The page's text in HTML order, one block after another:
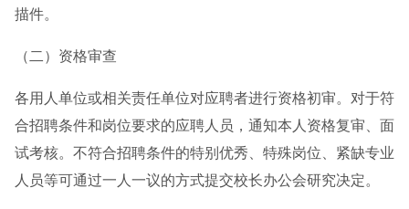
描件。
（二）资格审查
各用人单位或相关责任单位对应聘者进行资格初审。对于符
合招聘条件和岗位要求的应聘人员，通知本人资格复审、面
试考核。不符合招聘条件的特别优秀、特殊岗位、紧缺专业
人员等可通过一人一议的方式提交校长办公会研究决定。